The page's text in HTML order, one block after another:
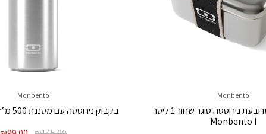
Monbento
קופסת אוכל מרובעת נירוסטה סוגר שחור 1 ליטר
Monbento I
Monbento
בקבוק נירוסטה עם מסננת 500 מ”ל Monbento I